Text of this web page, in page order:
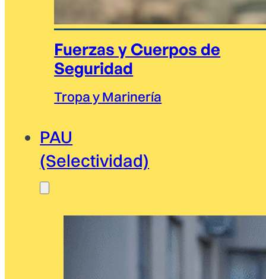
Fuerzas y Cuerpos de
Seguridad
Tropa y Marinería
PAU
(Selectividad)